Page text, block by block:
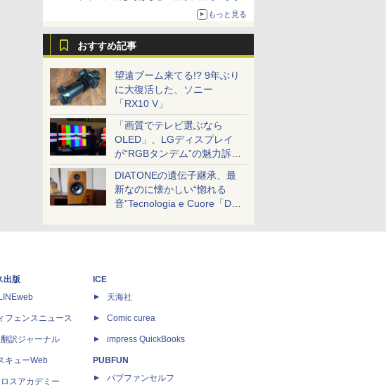
もっと見る
おすすめ記事
望遠ブーム来てる!? 9年ぶり
に大復活した、ソニー
「RX10 V」
「画質でテレビ選ぶなら
OLED」、LGディスプレイ
が“RGBタンデム”の魅力訴
求。液晶とのガチ比較も
DIATONEの遺伝子継承、最
新なのに懐かしい“惚れる
音”Tecnologia e Cuore「DS-
出版
フェンスニュース
訳ジャーナル
キューWeb
スアカデミー
ICE
天海社
Comic curea
impress QuickBooks
PUBFUN
パブファンセルフ